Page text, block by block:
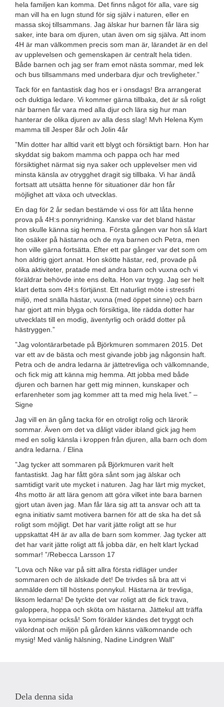
hela familjen kan komma. Det finns något för alla, vare sig
man vill ha en lugn stund för sig själv i naturen, eller en
massa skoj tillsammans. Jag älskar hur barnen får lära sig
saker, inte bara om djuren, utan även om sig själva. Att inom
4H är man välkommen precis som man är, lärandet är en del
av upplevelsen och gemenskapen är centralt hela tiden.
Både barnen och jag ser fram emot nästa sommar, med lek
och bus tillsammans med underbara djur och trevligheter.”
Tack för en fantastisk dag hos er i onsdags! Bra arrangerat
och duktiga ledare. Vi kommer gärna tillbaka, det är så roligt
när barnen får vara med alla djur och lära sig hur man
hanterar de olika djuren av alla dess slag! Mvh Helena Kym
mamma till Jesper 8år och Jolin 4år
”Min dotter har alltid varit ett blygt och försiktigt barn. Hon har
skyddat sig bakom mamma och pappa och har med
försiktighet närmat sig nya saker och upplevelser men vid
minsta känsla av otrygghet dragit sig tillbaka. Vi har ändå
fortsatt att utsätta henne för situationer där hon får
möjlighet att växa och utvecklas.
En dag för 2 år sedan bestämde vi oss för att låta henne
prova på 4H:s ponnyridning. Kanske var det bland hästar
hon skulle känna sig hemma. Första gången var hon så klart
lite osäker på hästarna och de nya barnen och Petra, men
hon ville gärna fortsätta. Efter ett par gånger var det som om
hon aldrig gjort annat. Hon skötte hästar, red, provade på
olika aktiviteter, pratade med andra barn och vuxna och vi
föräldrar behövde inte ens delta. Hon var trygg. Jag ser helt
klart detta som 4H:s förtjänst. Ett naturligt möte i stressfri
miljö, med snälla hästar, vuxna (med öppet sinne) och barn
har gjort att min blyga och försiktiga, lite rädda dotter har
utvecklats till en modig, äventyrlig och orädd dotter på
hästryggen.”
”Jag volontärarbetade på Björkmuren sommaren 2015. Det
var ett av de bästa och mest givande jobb jag någonsin haft.
Petra och de andra ledarna är jättetrevliga och välkomnande,
och fick mig att känna mig hemma. Att jobba med både
djuren och barnen har gett mig minnen, kunskaper och
erfarenheter som jag kommer att ta med mig hela livet.” –
Signe
Jag vill en än gång tacka för en otroligt rolig och lärorik
sommar. Även om det va dåligt väder ibland gick jag hem
med en solig känsla i kroppen från djuren, alla barn och dom
andra ledarna. / Elina
”Jag tycker att sommaren på Björkmuren varit helt
fantastiskt. Jag har fått göra sånt som jag älskar och
samtidigt varit ute mycket i naturen. Jag har lärt mig mycket,
4hs motto är att lära genom att göra vilket inte bara barnen
gjort utan även jag. Man får lära sig att ta ansvar och att ta
egna initiativ samt motivera barnen för att de ska ha det så
roligt som möjligt. Det har varit jätte roligt att se hur
uppskattat 4H är av alla de barn som kommer. Jag tycker att
det har varit jätte roligt att få jobba där, en helt klart lyckad
sommar! ”/Rebecca Larsson 17
”Lova och Nike var på sitt allra första ridläger under
sommaren och de älskade det! De trivdes så bra att vi
anmälde dem till höstens ponnykul. Hästarna är trevliga,
liksom ledarna! De tyckte det var roligt att de fick trava,
galoppera, hoppa och sköta om hästarna. Jättekul att träffa
nya kompisar också! Som förälder kändes det tryggt och
välordnat och miljön på gården känns välkomnande och
mysig! Med vänlig hälsning, Nadine Lindgren Wall”
Dela denna sida